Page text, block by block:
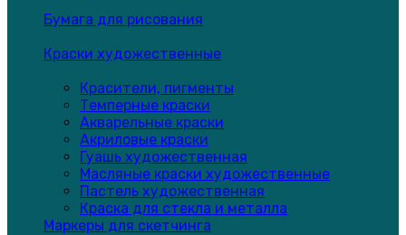
Бумага для рисования
Краски художественные
Красители, пигменты
Темперные краски
Акварельные краски
Акриловые краски
Гуашь художественная
Масляные краски художественные
Пастель художественная
Краска для стекла и металла
Маркеры для скетчинга